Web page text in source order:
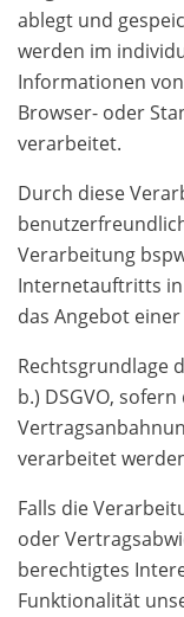
ablegt und
werden im
Informationen
Browser- oder
verarbeitet.
Durch diese
Verarbeitung
Internetauftritts
das Angebot
Rechtsgrundlage
b.) DSGVO,
verarbeitet
Falls die
oder
berechtigtes
Funktionalität